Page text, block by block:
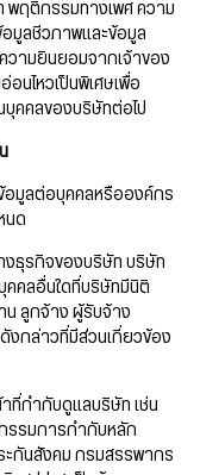
พฤติกรรมทางเพศ ความ
มูลชีวภาพและข้อมูล
วามยินยอมจากเจ้าของ
นไหวเป็นพิเศษเพื่อ
บุคคลของบริษัทต่อไป
อมูลต่อบุคคลหรือองค์กร
นด
งธุรกิจของบริษัท บริษัท
คลอื่นใดที่บริษัทมีนิติ
ลูกจ้าง ผู้รับจ้าง
งกล่าวที่มีส่วนเกี่ยวข้อง
ที่กำกับดูแลบริษัท เช่น
รรมการกำกับหลัก
กันสังคม กรมสรรพากร